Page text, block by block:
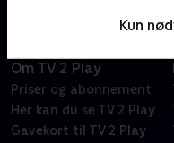
Kun
Om TV 2 Play
Priser og abonnement
Her kan du se TV 2 Play
Gavekort til TV 2 Play